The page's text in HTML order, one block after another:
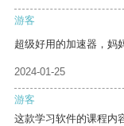
游客
超级好用的加速器，妈
2024-01-25
游客
这款学习软件的课程内